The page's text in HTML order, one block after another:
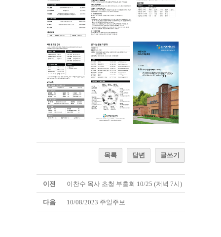
목록 답변 글쓰기
이전 이찬수 목사 초청 부흥회 10/25 (저녁 7시)
다음 10/08/2023 주일주보